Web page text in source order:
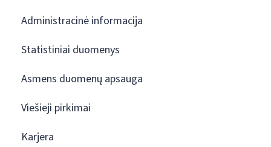
Administracinė informacija
Statistiniai duomenys
Asmens duomenų apsauga
Viešieji pirkimai
Karjera